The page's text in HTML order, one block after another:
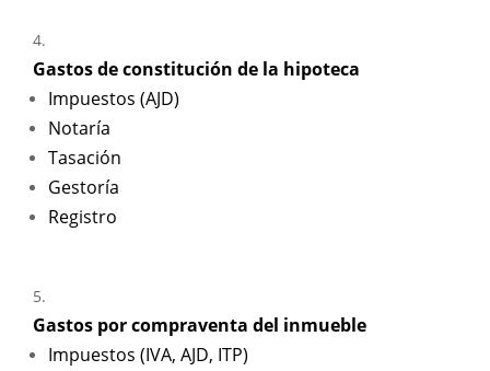
Gastos de constitución de la hipoteca
Impuestos (AJD)
Notaría
Tasación
Gestoría
Registro
Gastos por compraventa del inmueble
Impuestos (IVA, AJD, ITP)